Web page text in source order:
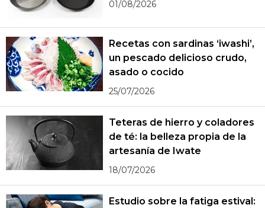
01/08/2026
Recetas con sardinas ‘iwashi’,
un pescado delicioso crudo,
asado o cocido
25/07/2026
Teteras de hierro y coladores
de té: la belleza propia de la
artesanía de Iwate
18/07/2026
Estudio sobre la fatiga estival: